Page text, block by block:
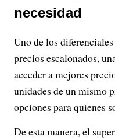
necesidad
Uno de los
precios escalonados,
acceder a mejores
unidades de un mismo
opciones para quienes
De esta manera, el